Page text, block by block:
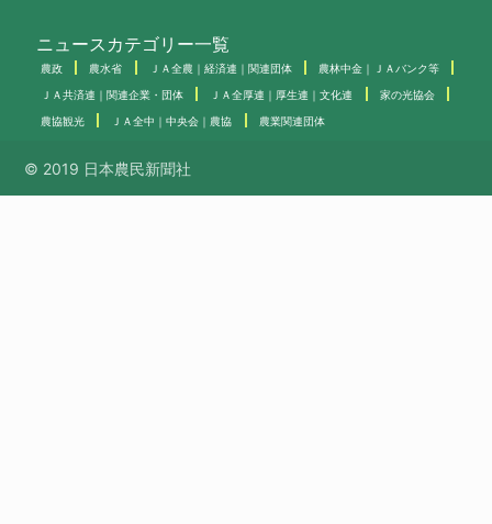
ニュースカテゴリー一覧
農政 農水省 ＪＡ全農｜経済連｜関連団体 農林中金｜ＪＡバンク等
ＪＡ共済連｜関連企業・団体 ＪＡ全厚連｜厚生連｜文化連 家の光協会
農協観光 ＪＡ全中｜中央会｜農協 農業関連団体
© 2019 日本農民新聞社